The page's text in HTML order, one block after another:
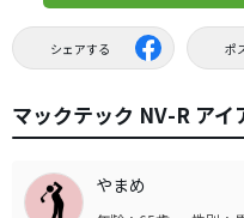
シェアする ポ
マックテック NV-R アイ
やまめ